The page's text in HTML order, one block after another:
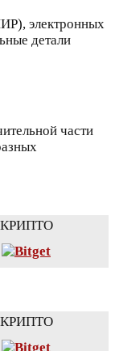
электронных
детали
части
КРИПТО
КРИПТО